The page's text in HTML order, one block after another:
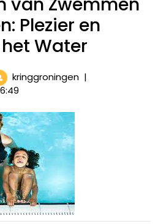
Plezier en
Water
kringgroningenDe|